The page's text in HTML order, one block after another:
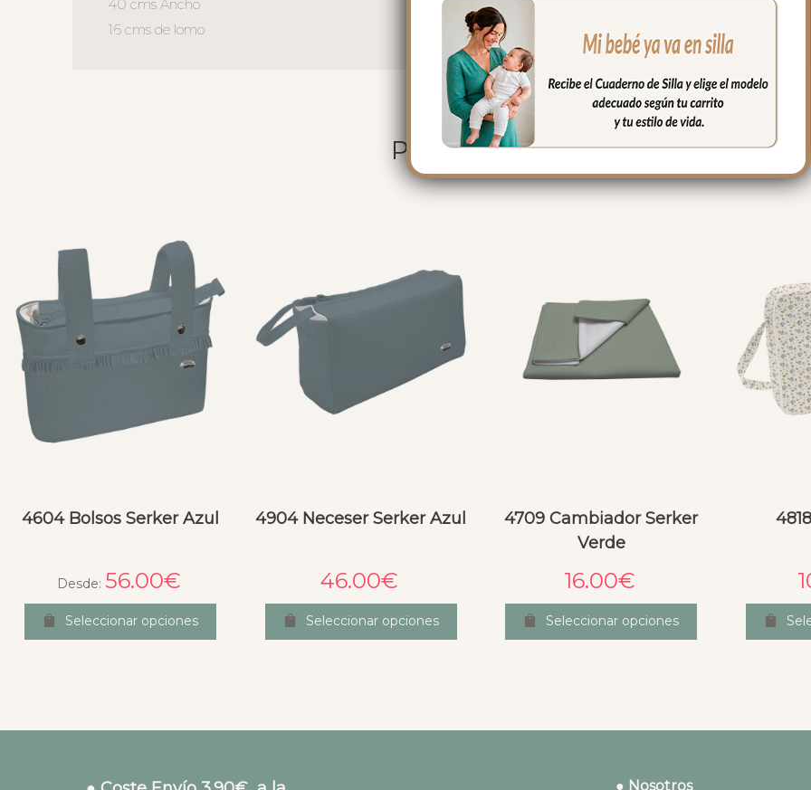
40 cms Ancho
16 cms de lomo
PRODUCTOS RELACIONADOS
4604 Bolsos Serker Azul
Desde: 56.00€
Seleccionar opciones
4904 Neceser Serker Azul
46.00€
Seleccionar opciones
4709 Cambiador Serker
Verde
16.00€
Seleccionar opciones
● Nosotros